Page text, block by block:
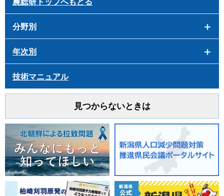
農総研トップへもどる
分野別
年次別
技術マニュアル
見つからないときは